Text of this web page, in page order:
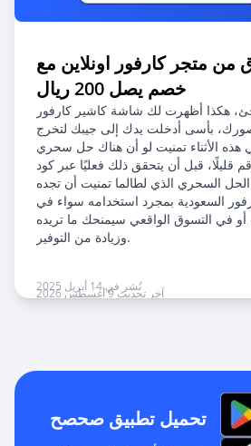
متجر كارفور اونلاين مع
خصم يصل 200 ريال
هكذا أظهرت لك شاشة كاشير كارفور
بأسى أدخلت يدك إلى جيبك لتخرج
هذه الأثناء تمنيت لو أن هناك حل سحري
قليلًا، قبل أن يتحقق ذلك فعليًا عبر كود
السحري الذي لطالما تمنيت أن تجده
السعودية بمجرد استخدامه سواء في
أو في التسوق الواقعي سيمنحك ما تريده
وزيادة من التوفير.
نُشر في 14 أبريل 2025
آخر تحديث 9 أغسطس 2026
تحميل تطبيق صحصح